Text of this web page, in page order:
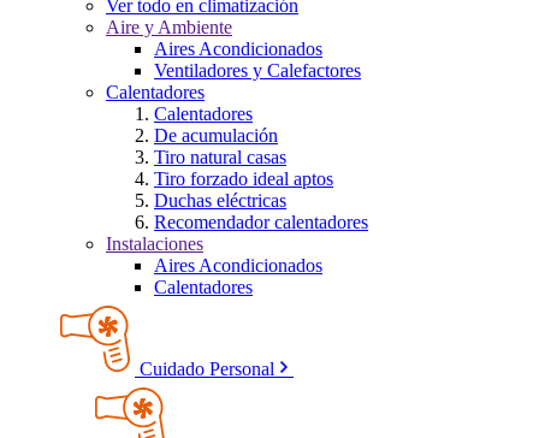
Ver todo en climatización
Aire y Ambiente
Aires Acondicionados
Ventiladores y Calefactores
Calentadores
Calentadores
De acumulación
Tiro natural casas
Tiro forzado ideal aptos
Duchas eléctricas
Recomendador calentadores
Instalaciones
Aires Acondicionados
Calentadores
Cuidado Personal